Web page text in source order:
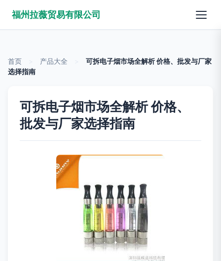
福州拉薇贸易有限公司
首页 产品大全
可拆电子烟市场全解析 价格、批发与厂家
选择指南
可拆电子烟市场全解析 价格、
批发与厂家选择指南